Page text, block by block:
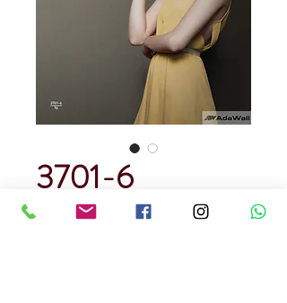
3701-6
USD 129.00 Precio